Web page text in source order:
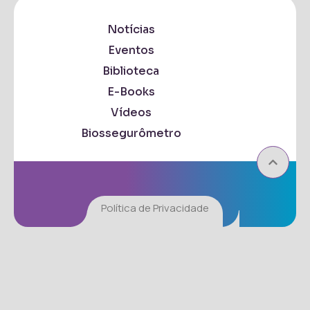
Notícias
Eventos
Biblioteca
E-Books
Vídeos
Biossegurômetro
Política de Privacidade